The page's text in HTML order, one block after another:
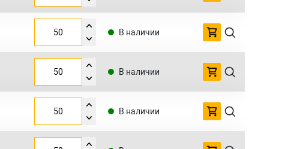
В наличии
В наличии
В наличии